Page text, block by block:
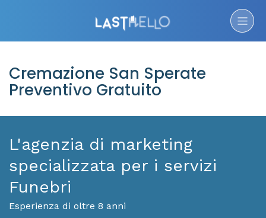
Cremazione San Sperate
Preventivo Gratuito
L'agenzia di marketing
specializzata per i servizi
Funebri
Esperienza di oltre 8 anni